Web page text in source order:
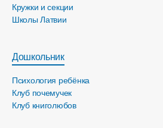
Кружки и секции
Школы Латвии
Дошкольник
Психология ребёнка
Клуб почемучек
Клуб книголюбов